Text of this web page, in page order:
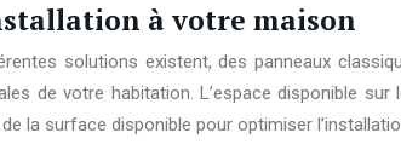
à votre maison
solutions existent, des panneaux
de votre habitation. L’espace disponible
la surface disponible pour optimiser